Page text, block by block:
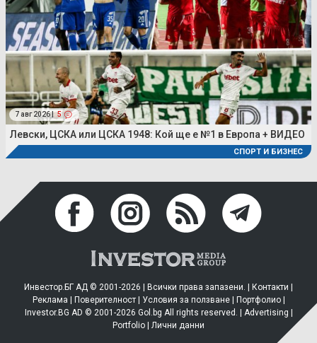
7 авг 2026 | 5
Левски, ЦСКА или ЦСКА 1948: Кой ще е №1 в Европа + ВИДЕО
СПОРТ И БИЗНЕС
Инвестор.БГ АД © 2001-2026 | Всички права запазени. | Контакти
Реклама
Поверителност| Условия за ползване| Портфолио|
Investor.BG AD © 2001-2026 Gol.bg All rights reserved. | Advertising
Portfolio
Лични данни